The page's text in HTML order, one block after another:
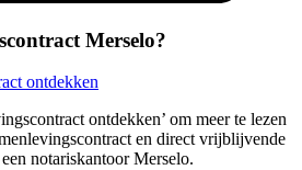
Merselo?
ontdekken
ontdekken’ om meer te lezen
en direct vrijblijvende
notariskantoor Merselo.